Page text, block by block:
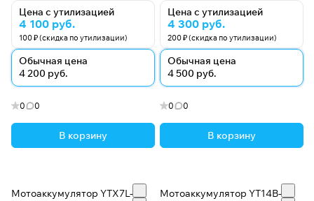
производятся в соответствии с российским
стандартом ГОСТ Р 53165-2008.
Производитель сертифицирован по
международному отраслевому стандарту качества
ISO/TS 16949, являющемуся обязательным
требованием автопроизводителей для поставщиков
комплектующих изделий на конвейеры.
Цена с утилизацией
4 100 руб.
100 ₽ (скидка по утилизации)
Обычная цена
4 200 руб.
0 0
В корзину
Цена с утилизацией
4 300 руб.
200 ₽ (скидка по утилизации)
Обычная цена
4 500 руб.
0 0
В корзину
Мотоаккумулятор YTX7L-BS
Мотоаккумулятор YT14B-BS